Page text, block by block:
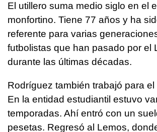
El utillero suma medio siglo en el
monfortino. Tiene 77 años y ha
referente para varias
futbolistas que han pasado por el
durante las últimas décadas.
Rodríguez también trabajó para
En la entidad estudiantil estuvo
temporadas. Ahí entró con un
pesetas. Regresó al Lemos,